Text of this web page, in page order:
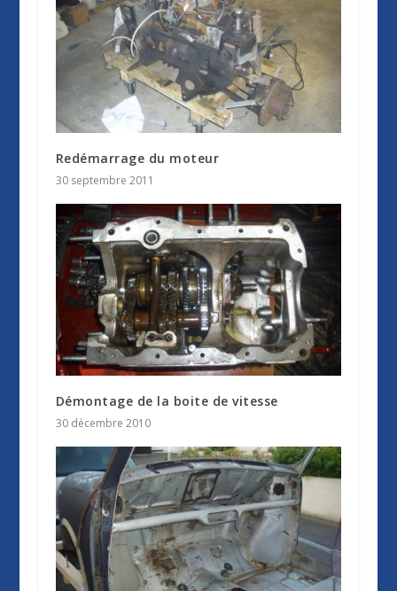
Redémarrage du moteur
30 septembre 2011
Démontage de la boite de vitesse
30 décembre 2010